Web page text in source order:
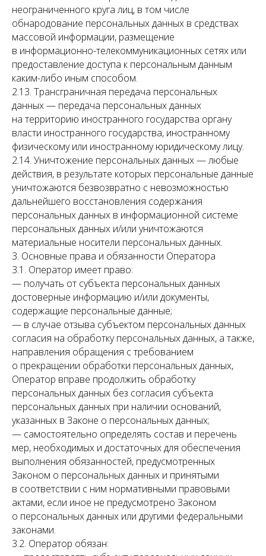
неограниченного круга лиц, в том числе
обнародование персональных данных в средствах
массовой информации, размещение
в информационно-телекоммуникационных сетях или
предоставление доступа к персональным данным
каким-либо иным способом.
2.13. Трансграничная передача персональных
данных — передача персональных данных
на территорию иностранного государства органу
власти иностранного государства, иностранному
физическому или иностранному юридическому лицу.
2.14. Уничтожение персональных данных — любые
действия, в результате которых персональные данные
уничтожаются безвозвратно с невозможностью
дальнейшего восстановления содержания
персональных данных в информационной системе
персональных данных и/или уничтожаются
материальные носители персональных данных.
3. Основные права и обязанности Оператора
3.1. Оператор имеет право:
— получать от субъекта персональных данных
достоверные информацию и/или документы,
содержащие персональные данные;
— в случае отзыва субъектом персональных данных
согласия на обработку персональных данных, а также,
направления обращения с требованием
о прекращении обработки персональных данных,
Оператор вправе продолжить обработку
персональных данных без согласия субъекта
персональных данных при наличии оснований,
указанных в Законе о персональных данных;
— самостоятельно определять состав и перечень
мер, необходимых и достаточных для обеспечения
выполнения обязанностей, предусмотренных
Законом о персональных данных и принятыми
в соответствии с ним нормативными правовыми
актами, если иное не предусмотрено Законом
о персональных данных или другими федеральными
законами.
3.2. Оператор обязан: